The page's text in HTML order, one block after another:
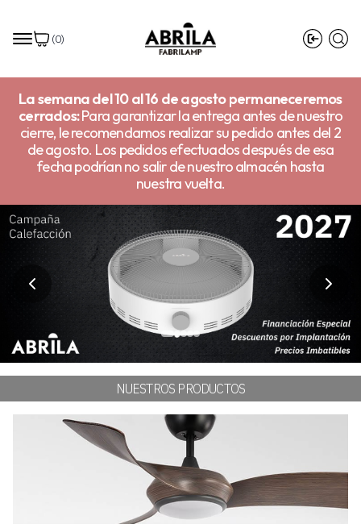
(0)
La semana del 10 al 16 de agosto permaneceremos
cerrados:Para garantizar la entrega antes de nuestro
cierre, le recomendamos realizar su pedido antes del 2
de agosto. Los pedidos efectuados después de esa
fecha podrían no salir de nuestro almacén hasta
nuestra vuelta.
NUESTROS PRODUCTOS